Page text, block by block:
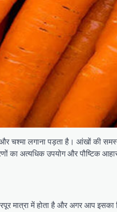
लगाना पड़ता है। आंखों की
का अत्यधिक उपयोग और पौष्टिक
मात्रा में होता है और अगर आप